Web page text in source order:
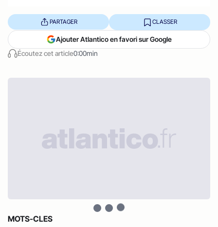
Écoutez cet article0:00min
PARTAGER CLASSER
Ajouter Atlantico en favori sur Google
MOTS-CLES